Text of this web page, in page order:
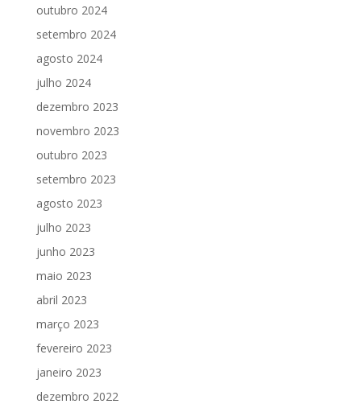
outubro 2024
setembro 2024
agosto 2024
julho 2024
dezembro 2023
novembro 2023
outubro 2023
setembro 2023
agosto 2023
julho 2023
junho 2023
maio 2023
abril 2023
março 2023
fevereiro 2023
janeiro 2023
dezembro 2022